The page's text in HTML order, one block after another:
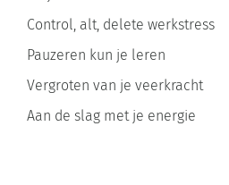
Control, alt, delete werkstress
Pauzeren kun je leren
Vergroten van je veerkracht
Aan de slag met je energie